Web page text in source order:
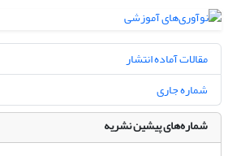
مقالات آماده انتشار
شماره جاری
شماره‌های پیشین نشریه